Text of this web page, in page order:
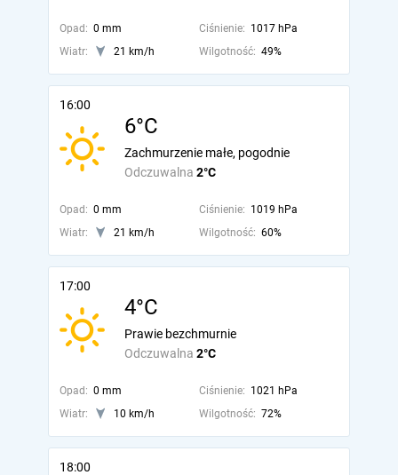
Opad: 0 mm Ciśnienie: 1017 hPa
Wiatr:
21 km/h Wilgotność: 49%
16:00
6°C
Odczuwalna 2°C
Zachmurzenie małe, pogodnie
Opad: 0 mm Ciśnienie: 1019 hPa
Wiatr:
21 km/h Wilgotność: 60%
17:00
4°C
Odczuwalna 2°C
Prawie bezchmurnie
Opad: 0 mm Ciśnienie: 1021 hPa
Wiatr:
10 km/h Wilgotność: 72%
18:00